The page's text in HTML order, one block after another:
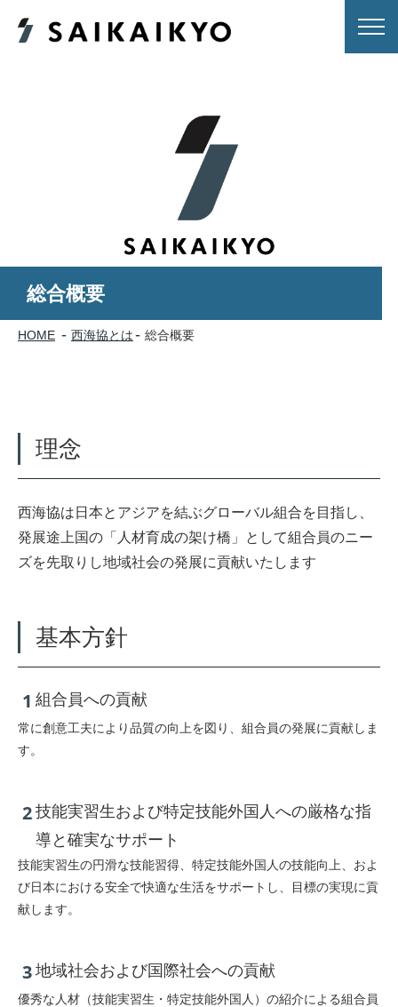
総合概要
HOME 西海協とは 総合概要
理念
西海協は日本とアジアを結ぶグローバル組合を目指し、
発展途上国の「人材育成の架け橋」として組合員のニー
ズを先取りし地域社会の発展に貢献いたします
基本方針
1 組合員への貢献
常に創意工夫により品質の向上を図り、組合員の発展に貢献しま
す。
2 技能実習生および特定技能外国人への厳格な指
導と確実なサポート
技能実習生の円滑な技能習得、特定技能外国人の技能向上、およ
び日本における安全で快適な生活をサポートし、目標の実現に貢
献します。
3 地域社会および国際社会への貢献
優秀な人材（技能実習生・特定技能外国人）の紹介による組合員